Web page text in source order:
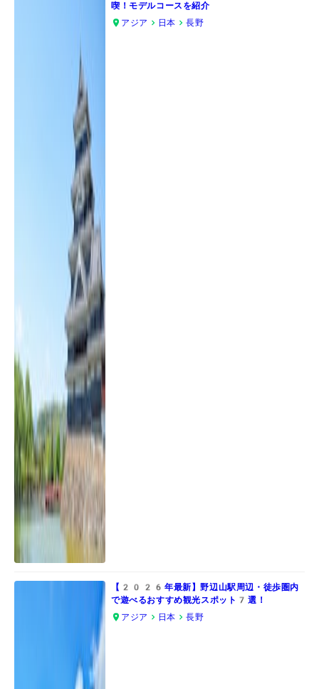
喫！モデルコースを紹介
アジア
日本 長野
【2026年最新】野辺山駅周辺・徒歩圏内
で遊べるおすすめ観光スポット7選！
アジア
日本 長野